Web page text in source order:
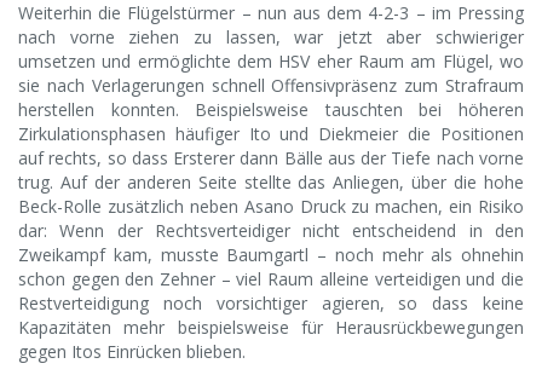
Weiterhin die Flügelstürmer – nun aus dem 4-2-3 – im Pressing
nach vorne ziehen zu lassen, war jetzt aber schwieriger
umsetzen und ermöglichte dem HSV eher Raum am Flügel, wo
sie nach Verlagerungen schnell Offensivpräsenz zum Strafraum
herstellen konnten. Beispielsweise tauschten bei höheren
Zirkulationsphasen häufiger Ito und Diekmeier die Positionen
auf rechts, so dass Ersterer dann Bälle aus der Tiefe nach vorne
trug. Auf der anderen Seite stellte das Anliegen, über die hohe
Beck-Rolle zusätzlich neben Asano Druck zu machen, ein Risiko
dar: Wenn der Rechtsverteidiger nicht entscheidend in den
Zweikampf kam, musste Baumgartl – noch mehr als ohnehin
schon gegen den Zehner – viel Raum alleine verteidigen und die
Restverteidigung noch vorsichtiger agieren, so dass keine
Kapazitäten mehr beispielsweise für Herausrückbewegungen
gegen Itos Einrücken blieben.